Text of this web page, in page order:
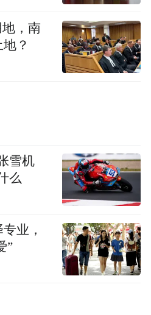
次将激光雷达纳入体系
，南
？
雪机
么
业，
”